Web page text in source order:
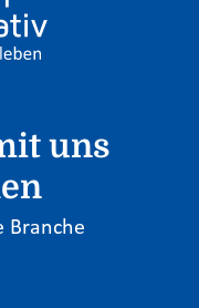
uns
Branche